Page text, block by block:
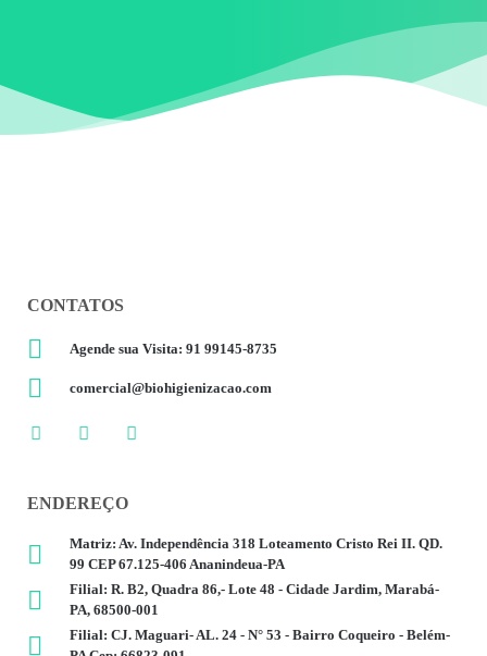
CONTATOS
Agende sua Visita: 91 99145-8735
comercial@biohigienizacao.com
ENDEREÇO
Matriz: Av. Independência 318 Loteamento Cristo Rei II. QD.
99 CEP 67.125-406 Ananindeua-PA
Filial: R. B2, Quadra 86,- Lote 48 - Cidade Jardim, Marabá-
PA, 68500-001
Filial: CJ. Maguari- AL. 24 - N° 53 - Bairro Coqueiro - Belém-